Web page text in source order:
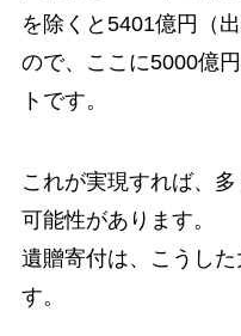
を除くと5401億円（
ので、ここに5000億
トです。
これが実現すれば、
可能性があります。
遺贈寄付は、こうし
す。